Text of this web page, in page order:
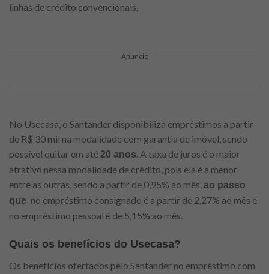
linhas de crédito convencionais.
Anuncio
No Usecasa, o Santander disponibiliza empréstimos a partir
de R$ 30 mil na modalidade com garantia de imóvel, sendo
possível quitar em até 20 anos. A taxa de juros é o maior
atrativo nessa modalidade de crédito, pois ela é a menor
entre as outras, sendo a partir de 0,95% ao mês,ao passo
que no empréstimo consignado é a partir de 2,27% ao mês e
no empréstimo pessoal é de 5,15% ao mês.
Quais os benefícios do Usecasa?
Os benefícios ofertados pelo Santander no empréstimo com